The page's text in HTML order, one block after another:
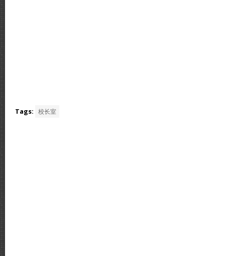
Tags: 校长室